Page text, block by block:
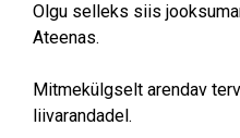
Olgu selleks siis
Ateenas.
Mitmekülgselt arendav
liivarandadel.